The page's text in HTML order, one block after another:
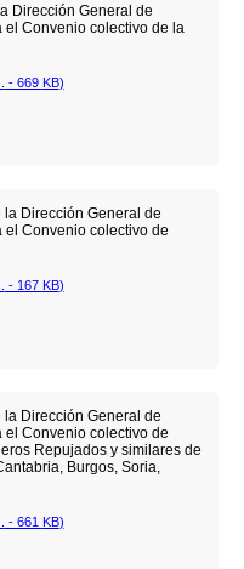
Dirección General de
Convenio colectivo de la
- 669 KB)
Dirección General de
el Convenio colectivo de
- 167 KB)
Dirección General de
el Convenio colectivo de
Repujados y similares de
Burgos, Soria,
- 661 KB)